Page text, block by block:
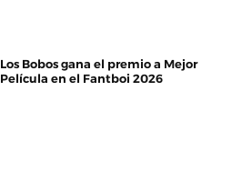
Los Bobos gana el premio a Mejor
Película en el Fantboi 2026